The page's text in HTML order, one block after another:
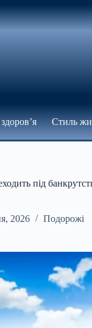
Стиль
під
2026 Подорожі